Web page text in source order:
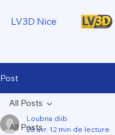
LV3D Nice
Post
All Posts
All Posts
Loubna diib
28 avr. 12 min de lecture